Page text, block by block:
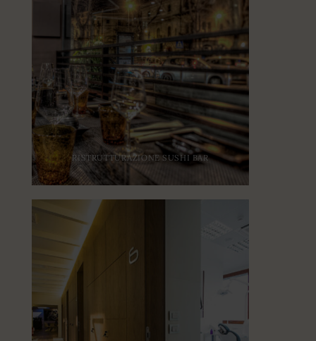
RISTRUTTURAZIONE SUSHI BAR